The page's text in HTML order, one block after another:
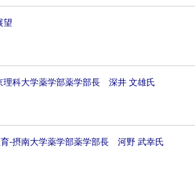
望
理科大学薬学部薬学部長 深井 文雄氏
‐摂南大学薬学部薬学部長 河野 武幸氏